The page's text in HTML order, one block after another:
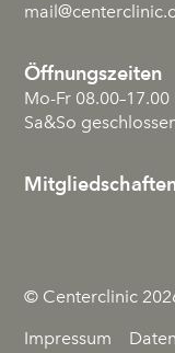
mail
Öffnungszeiten
Mo-Fr 08.00–17.00
Sa&So
© Centerclinic
Impressum